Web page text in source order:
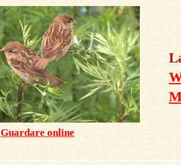
Guardare online